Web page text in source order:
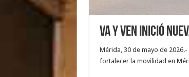
Va y Ven inició
Mérida, 30 de mayo de 2026.-
fortalecer la movilidad en